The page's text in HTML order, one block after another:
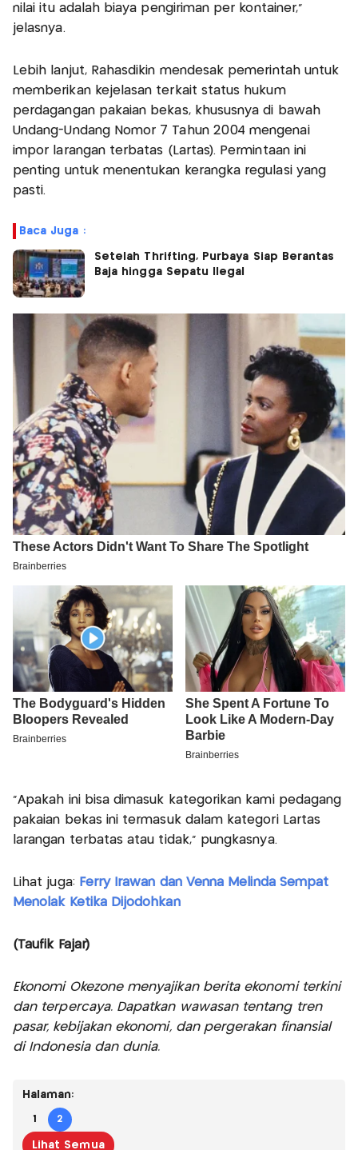
nilai itu adalah biaya pengiriman per kontainer,"
jelasnya.
Lebih lanjut, Rahasdikin mendesak pemerintah untuk
memberikan kejelasan terkait status hukum
perdagangan pakaian bekas, khususnya di bawah
Undang-Undang Nomor 7 Tahun 2004 mengenai
impor larangan terbatas (Lartas). Permintaan ini
penting untuk menentukan kerangka regulasi yang
pasti.
Baca Juga :
Setelah Thrifting, Purbaya Siap Berantas
Baja hingga Sepatu Ilegal
"Apakah ini bisa dimasuk kategorikan kami pedagang
pakaian bekas ini termasuk dalam kategori Lartas
larangan terbatas atau tidak," pungkasnya.
Lihat juga: Ferry Irawan dan Venna Melinda Sempat
Menolak Ketika Dijodohkan
(Taufik Fajar)
Ekonomi Okezone menyajikan berita ekonomi terkini
dan terpercaya. Dapatkan wawasan tentang tren
pasar, kebijakan ekonomi, dan pergerakan finansial
di Indonesia dan dunia.
Halaman:
1 2
Lihat Semua